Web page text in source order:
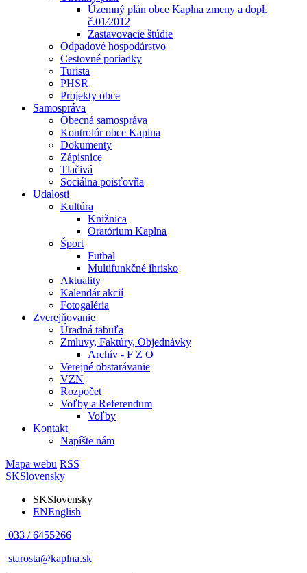
Územný plán obce Kaplna zmeny a dopl.
č.01⁄2012
Zastavovacie štúdie
Odpadové hospodárstvo
Cestovné poriadky
Turista
PHSR
Projekty obce
Samospráva
Obecná samospráva
Kontrolór obce Kaplna
Dokumenty
Zápisnice
Tlačivá
Sociálna poisťovňa
Udalosti
Kultúra
Knižnica
Oratórium Kaplna
Šport
Futbal
Multifunkčné ihrisko
Aktuality
Kalendár akcií
Fotogaléria
Zverejňovanie
Úradná tabuľa
Zmluvy, Faktúry, Objednávky
Archív - F Z O
Verejné obstarávanie
VZN
Rozpočet
Voľby a Referendum
Voľby
Kontakt
Napíšte nám
Mapa webu RSS
SKSlovensky
SKSlovensky
ENEnglish
033 / 6455266
starosta@kaplna.sk